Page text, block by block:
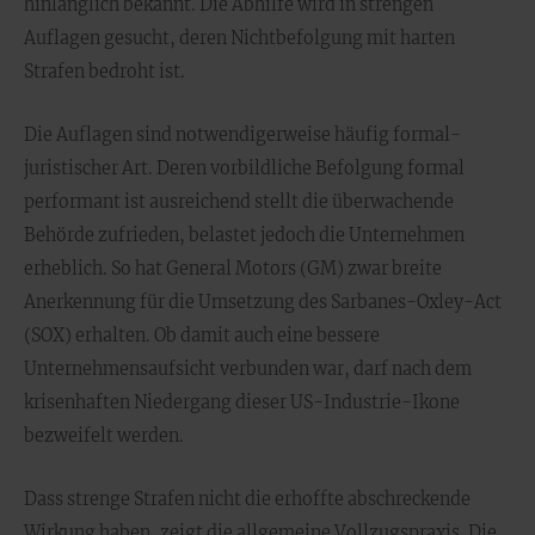
hinlänglich bekannt. Die Abhilfe wird in strengen
Auflagen gesucht, deren Nichtbefolgung mit harten
Strafen bedroht ist.
Die Auflagen sind notwendigerweise häufig formal-
juristischer Art. Deren vorbildliche Befolgung formal
performant ist ausreichend stellt die überwachende
Behörde zufrieden, belastet jedoch die Unternehmen
erheblich. So hat General Motors (GM) zwar breite
Anerkennung für die Umsetzung des Sarbanes-Oxley-Act
(SOX) erhalten. Ob damit auch eine bessere
Unternehmensaufsicht verbunden war, darf nach dem
krisenhaften Niedergang dieser US-Industrie-Ikone
bezweifelt werden.
Dass strenge Strafen nicht die erhoffte abschreckende